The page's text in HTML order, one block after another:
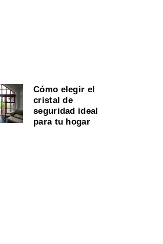
Cómo elegir el
cristal de
seguridad ideal
para tu hogar